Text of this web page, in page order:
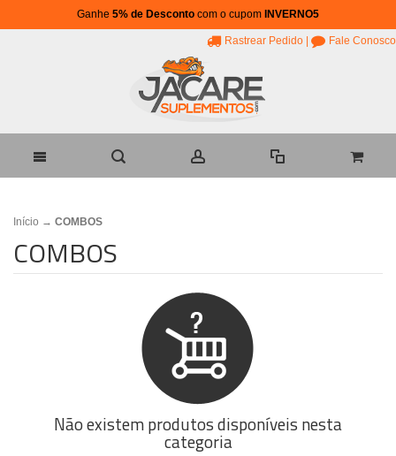
Ganhe 5% de Desconto com o cupom INVERNO5
Rastrear Pedido Fale Conosco
Início → COMBOS
COMBOS
Não existem produtos disponíveis nesta
categoria